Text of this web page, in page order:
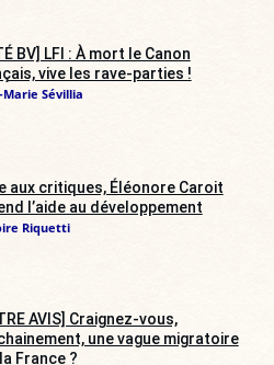
BV] LFI : À mort le Canon
vive les rave-parties !
Marie Sévillia
aux critiques, Éléonore Caroit
l’aide au développement
Riquetti
AVIS] Craignez-vous,
une vague migratoire
France ?